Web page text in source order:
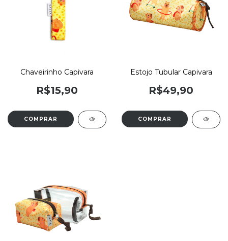
Chaveirinho Capivara
R$15,90
Estojo Tubular Capivara
R$49,90